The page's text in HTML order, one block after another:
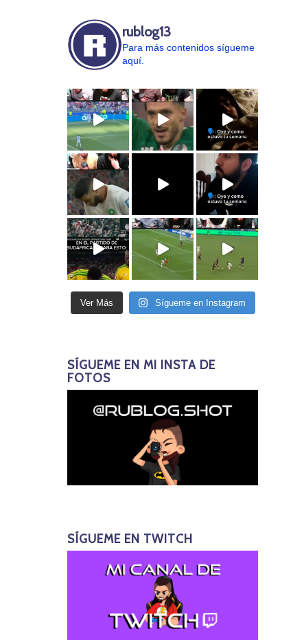
rublog13
Para más contenidos sígueme
aquí.
Ver Más Sígueme en Instagram
SÍGUEME EN MI INSTA DE
FOTOS
SÍGUEME EN TWITCH